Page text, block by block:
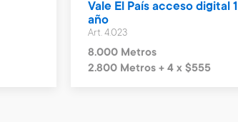
Vale El País acceso digital 1
año
Art. 4.023
8.000 Metros
2.800 Metros + 4 x $555